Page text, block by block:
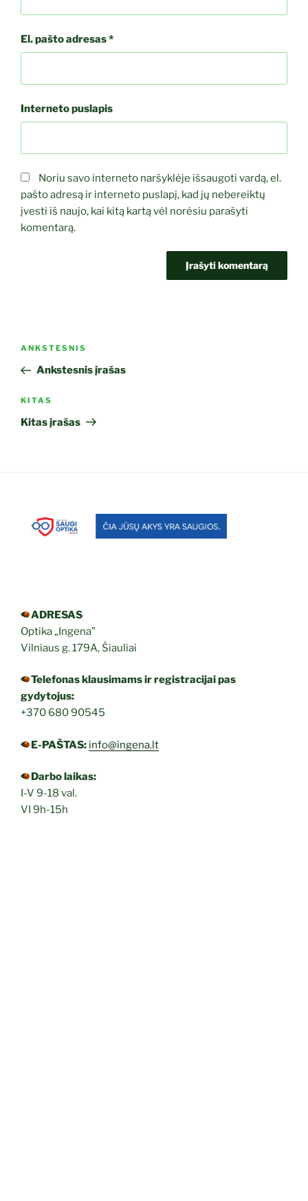
El. pašto adresas*
Interneto puslapis
Noriu savo interneto naršyklėje išsaugoti vardą, el.
pašto adresą ir interneto puslapį, kad jų nebereiktų
įvesti iš naujo, kai kitą kartą vėl norėsiu parašyti
komentarą.
Navigacija
įrašų
Ankstesnis
įrašas
ANKSTESNIS
Ankstesnis įrašas
Kitas
įrašas
KITAS
Kitas įrašas
ADRESAS
Optika „Ingena”
Vilniaus g. 179A, Šiauliai
Telefonas klausimams ir registracijai pas
gydytojus:
+370 680 90545
E-PAŠTAS: info@ingena.lt
Darbo laikas:
I-V 9-18 val.
VI 9h-15h